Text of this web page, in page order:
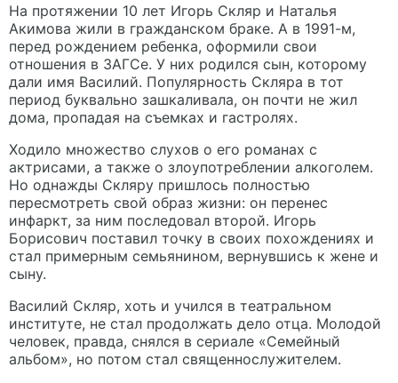
На протяжении 10 лет Игорь Скляр и Наталья
Акимова жили в гражданском браке. А в 1991-м,
перед рождением ребенка, оформили свои
отношения в ЗАГСе. У них родился сын, которому
дали имя Василий. Популярность Скляра в тот
период буквально зашкаливала, он почти не жил
дома, пропадая на съемках и гастролях.
Ходило множество слухов о его романах с
актрисами, а также о злоупотреблении алкоголем.
Но однажды Скляру пришлось полностью
пересмотреть свой образ жизни: он перенес
инфаркт, за ним последовал второй. Игорь
Борисович поставил точку в своих похождениях и
стал примерным семьянином, вернувшись к жене и
сыну.
Василий Скляр, хоть и учился в театральном
институте, не стал продолжать дело отца. Молодой
человек, правда, снялся в сериале «Семейный
альбом», но потом стал священнослужителем.